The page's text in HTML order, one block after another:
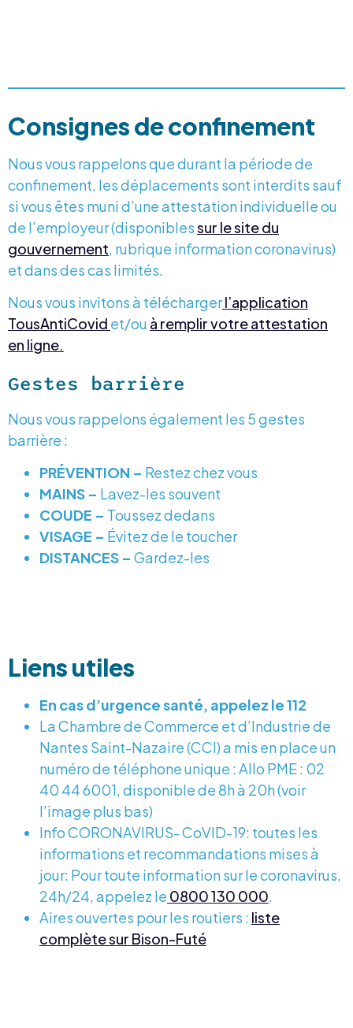
Consignes de confinement
Nous vous rappelons que durant la période de
confinement, les déplacements sont interdits sauf
si vous êtes muni d’une attestation individuelle ou
de l’employeur (disponiblessur le site du
gouvernement, rubrique information coronavirus)
et dans des cas limités.
Nous vous invitons à téléchargerl’application
TousAntiCovid et/ou à remplir votre attestation
en ligne.
Gestes barrière
Nous vous rappelons également les 5 gestes
barrière :
PRÉVENTION – Restez chez vous
MAINS – Lavez-les souvent
COUDE – Toussez dedans
VISAGE – Évitez de le toucher
DISTANCES – Gardez-les
Liens utiles
En cas d’urgence santé, appelez le 112
La Chambre de Commerce et d’Industrie de
Nantes Saint-Nazaire (CCI) a mis en place un
numéro de téléphone unique : Allo PME : 02
40 44 6001, disponible de 8h à 20h (voir
l’image plus bas)
Info CORONAVIRUS- CoVID-19: toutes les
informations et recommandations mises à
jour: Pour toute information sur le coronavirus,
24h/24, appelez le 0800 130 000.
Aires ouvertes pour les routiers : liste
complète sur Bison-Futé